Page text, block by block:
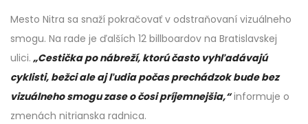
Mesto Nitra sa snaží pokračovať v odstraňovaní vizuálneho
smogu. Na rade je ďalších 12 billboardov na Bratislavskej
ulici. „Cestička po nábreží, ktorú často vyhľadávajú
cyklisti, bežci ale aj ľudia počas prechádzok bude bez
vizuálneho smogu zase o čosi príjemnejšia,“informuje o
zmenách nitrianska radnica.